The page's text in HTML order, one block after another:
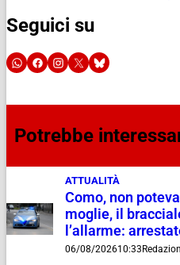
Seguici su
Potrebbe
ATTUALITÀ
Como, non
moglie, il
l’allarme:
06/08/202610:33